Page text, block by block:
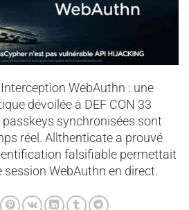
WebAuthn : une
dévoilée à DEF CON 33
synchronisées sont
réel. Allthenticate a prouvé
falsifiable permettait
session WebAuthn en direct.